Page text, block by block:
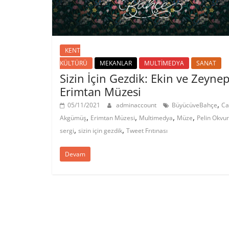
KENT
KÜLTÜRÜ
MEKANLAR MULTİMEDYA SANAT
Sizin İçin Gezdik: Ekin ve
Erimtan Müzesi
05/11/2021 adminaccount BüyücüveBahçe,
Akgümüş, Erimtan Müzesi, Multimedya, Müze, Pelin
sergi, sizin için gezdik, Tweet Frıtınası
Devam